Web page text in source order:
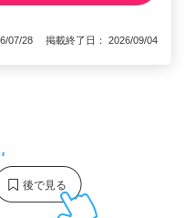
07/28 掲載終了日： 2026/09/04